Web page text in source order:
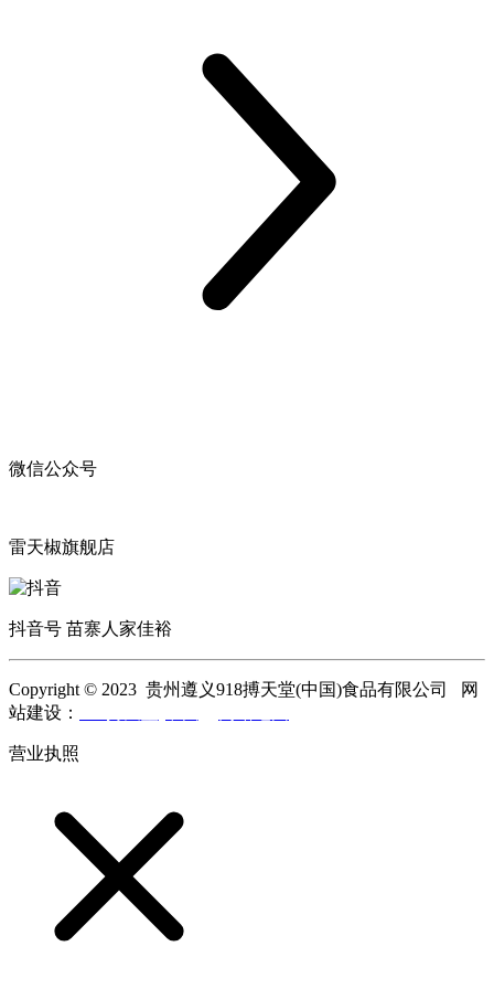
微信公众号
雷天椒旗舰店
抖音号 苗寨人家佳裕
Copyright © 2023 贵州遵义918搏天堂(中国)食品有限公司 网
站建设：
营业执照